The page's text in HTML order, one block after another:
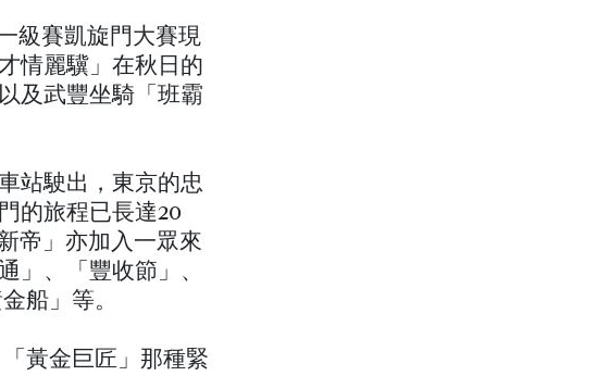
級賽凱旋門大賽現
情麗驥」在秋日的
及武豐坐騎「班霸
站駛出，東京的忠
的旅程已長達20
帝」亦加入一眾來
」、「豐收節」、
船」等。
黃金巨匠」那種緊